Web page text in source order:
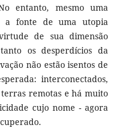
entanto, mesmo uma
a fonte de uma utopia
de sua dimensão
os desperdícios da
não estão isentos de
interconectados,
remotas e há muito
cujo nome - agora